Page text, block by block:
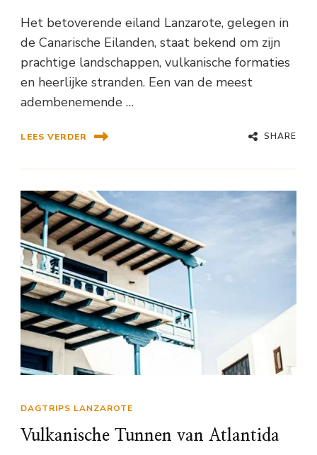
Het betoverende eiland Lanzarote, gelegen in
de Canarische Eilanden, staat bekend om zijn
prachtige landschappen, vulkanische formaties
en heerlijke stranden. Een van de meest
adembenemende …
LEES VERDER SHARE
DAGTRIPS LANZAROTE
Vulkanische Tunnen van Atlantida